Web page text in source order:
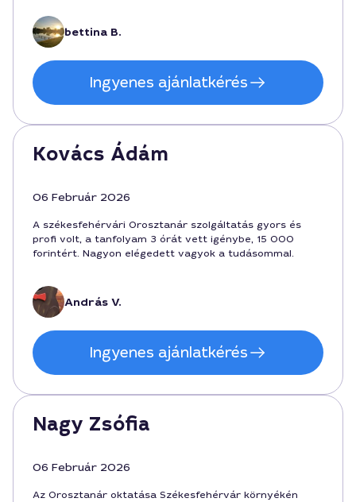
bettina B.
Ingyenes ajánlatkérés
Kovács Ádám
06 Február 2026
A székesfehérvári Orosztanár szolgáltatás gyors és
profi volt, a tanfolyam 3 órát vett igénybe, 15 000
forintért. Nagyon elégedett vagyok a tudásommal.
András V.
Ingyenes ajánlatkérés
Nagy Zsófia
06 Február 2026
Az Orosztanár oktatása Székesfehérvár környékén